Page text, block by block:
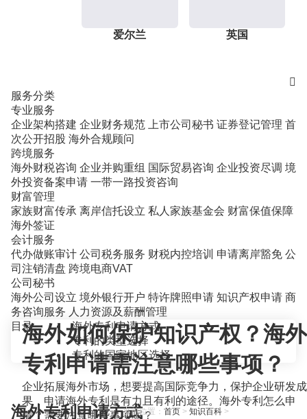
爱尔兰 英国

服务分类
专业服务
企业架构搭建 企业财务规范 上市公司秘书 证券登记管理 首
次公开招股 海外合规顾问
跨境服务
海外财税咨询 企业并购重组 国际贸易咨询 企业投资尽调 境
外投资备案申请 一带一路投资咨询
财富管理
家族财富传承 离岸信托设立 私人家族基金会 财富保值保障
海外签证
会计服务
代办做账审计 公司税务服务 财税内控培训 申请离岸豁免 公
司注销清盘 跨境电商VAT
公司秘书
海外公司设立 境外银行开户 特许牌照申请 知识产权申请 商
务咨询服务 人力资源及薪酬管理
当前位置： 首页> 知识百科>
海外如何保护知识产权？海外
专利申请需注意哪些事项？
企业拓展海外市场，想要提高国际竞争力，保护企业研发成
果，申请海外专利是有力且有利的途径。海外专利怎么申
请？需要注意哪些事项呢？
目录
海外专利申请方式
专利的类型选择
专利的国家地区选择
海外专利申请方式